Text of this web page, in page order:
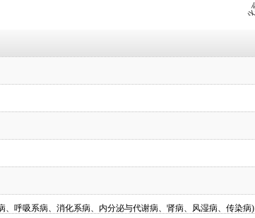
、呼吸系病、消化系病、内分泌与代谢病、肾病、风湿病、传染病)